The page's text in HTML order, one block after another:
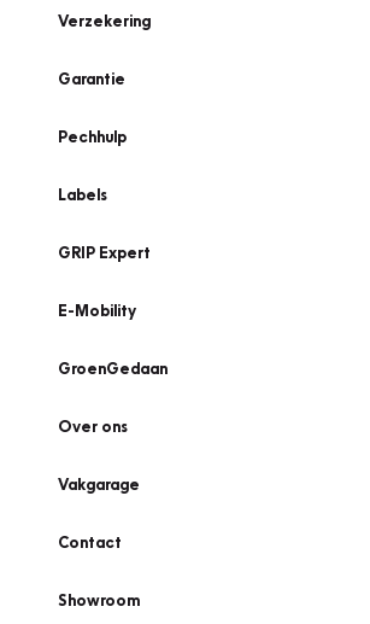
Verzekering
Garantie
Pechhulp
Labels
GRIP Expert
E-Mobility
GroenGedaan
Over ons
Vakgarage
Contact
Showroom